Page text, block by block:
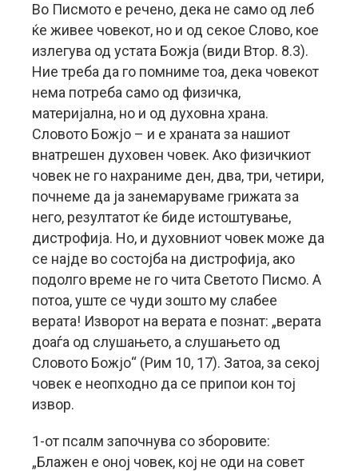
Во Писмото е речено, дека не само од леб
ќе живее човекот, но и од секое Слово, кое
излегува од устата Божја (види Втор. 8.3).
Ние треба да го помниме тоа, дека човекот
нема потреба само од физичка,
материјална, но и од духовна храна.
Словото Божјо – и е храната за нашиот
внатрешен духовен човек. Ако физичкиот
човек не го нахраниме ден, два, три, четири,
почнеме да ја занемаруваме грижата за
него, резултатот ќе биде истоштување,
дистрофија. Но, и духовниот човек може да
се најде во состојба на дистрофија, ако
подолго време не го чита Светото Писмо. А
потоа, уште се чуди зошто му слабее
верата! Изворот на верата е познат: „верата
доаѓа од слушањето, а слушањето од
Словото Божјо“ (Рим 10, 17). Затоа, за секој
човек е неопходно да се припои кон тој
извор.
1-от псалм започнува со зборовите:
„Блажен е оној човек, кој не оди на совет